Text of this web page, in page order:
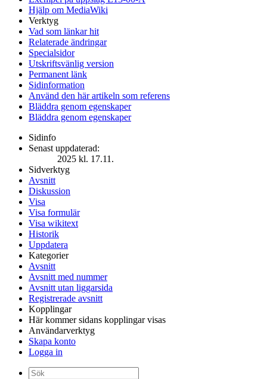
Hjälp om MediaWiki
Verktyg
Vad som länkar hit
Relaterade ändringar
Specialsidor
Utskriftsvänlig version
Permanent länk
Sidinformation
Använd den här artikeln som referens
Bläddra genom egenskaper
Bläddra genom egenskaper
Sidinfo
Senast uppdaterad:
2025 kl. 17.11.
Sidverktyg
Avsnitt
Diskussion
Visa
Visa formulär
Visa wikitext
Historik
Uppdatera
Kategorier
Avsnitt
Avsnitt med nummer
Avsnitt utan liggarsida
Registrerade avsnitt
Kopplingar
Här kommer sidans kopplingar visas
Användarverktyg
Skapa konto
Logga in